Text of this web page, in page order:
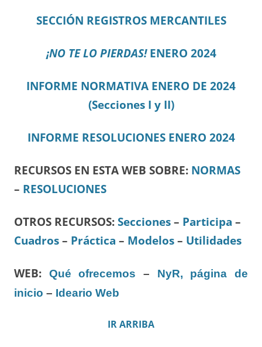
SECCIÓN REGISTROS MERCANTILES
¡NO TE LO PIERDAS!ENERO 2024
INFORME NORMATIVA ENERO DE 2024
(Secciones I y II)
INFORME RESOLUCIONES ENERO 2024
RECURSOS EN ESTA WEB SOBRE: NORMAS
– RESOLUCIONES
OTROS RECURSOS: Secciones – Participa –
Cuadros – Práctica – Modelos – Utilidades
WEB: Qué ofrecemos – NyR, página de
inicio – Ideario Web
IR ARRIBA